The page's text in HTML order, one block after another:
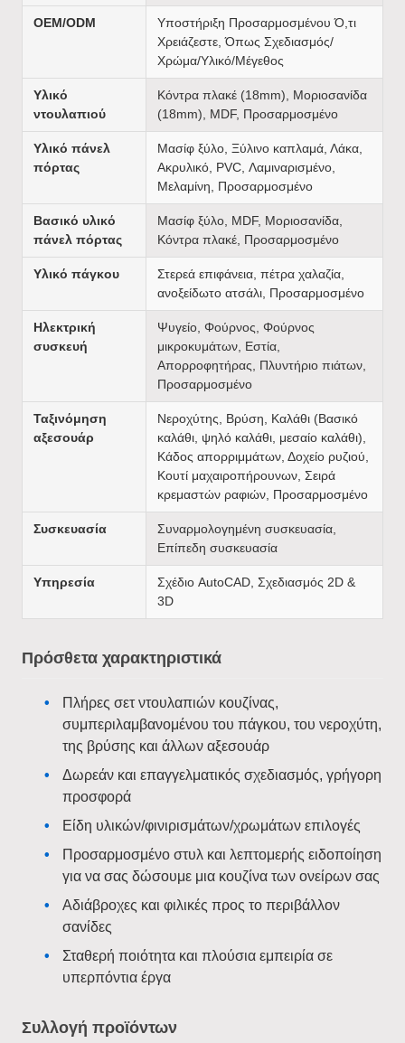
OEM/ODM
Υποστήριξη Προσαρμοσμένου Ό,τι
Χρειάζεστε, Όπως Σχεδιασμός/
Χρώμα/Υλικό/Μέγεθος
Υλικό
ντουλαπιού
Κόντρα πλακέ (18mm), Μοριοσανίδα
(18mm), MDF, Προσαρμοσμένο
Υλικό πάνελ
πόρτας
Μασίφ ξύλο, Ξύλινο καπλαμά, Λάκα,
Ακρυλικό, PVC, Λαμιναρισμένο,
Μελαμίνη, Προσαρμοσμένο
Βασικό υλικό
πάνελ πόρτας
Μασίφ ξύλο, MDF, Μοριοσανίδα,
Κόντρα πλακέ, Προσαρμοσμένο
Υλικό πάγκου
Στερεά επιφάνεια, πέτρα χαλαζία,
ανοξείδωτο ατσάλι, Προσαρμοσμένο
Ηλεκτρική
συσκευή
Ψυγείο, Φούρνος, Φούρνος
μικροκυμάτων, Εστία,
Απορροφητήρας, Πλυντήριο πιάτων,
Προσαρμοσμένο
Ταξινόμηση
αξεσουάρ
Νεροχύτης, Βρύση, Καλάθι (Βασικό
καλάθι, ψηλό καλάθι, μεσαίο καλάθι),
Κάδος απορριμμάτων, Δοχείο ρυζιού,
Κουτί μαχαιροπήρουνων, Σειρά
κρεμαστών ραφιών, Προσαρμοσμένο
Συσκευασία
Συναρμολογημένη συσκευασία,
Επίπεδη συσκευασία
Υπηρεσία
Σχέδιο AutoCAD, Σχεδιασμός 2D &
3D
Πρόσθετα χαρακτηριστικά
Πλήρες σετ ντουλαπιών κουζίνας,
συμπεριλαμβανομένου του πάγκου, του νεροχύτη,
της βρύσης και άλλων αξεσουάρ
Δωρεάν και επαγγελματικός σχεδιασμός, γρήγορη
προσφορά
Είδη υλικών/φινιρισμάτων/χρωμάτων επιλογές
Προσαρμοσμένο στυλ και λεπτομερής ειδοποίηση
για να σας δώσουμε μια κουζίνα των ονείρων σας
Αδιάβροχες και φιλικές προς το περιβάλλον
σανίδες
Σταθερή ποιότητα και πλούσια εμπειρία σε
υπερπόντια έργα
Συλλογή προϊόντων